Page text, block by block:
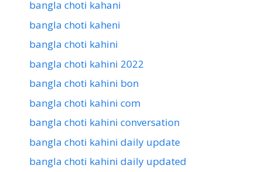
bangla choti kahani
bangla choti kaheni
bangla choti kahini
bangla choti kahini 2022
bangla choti kahini bon
bangla choti kahini com
bangla choti kahini conversation
bangla choti kahini daily update
bangla choti kahini daily updated